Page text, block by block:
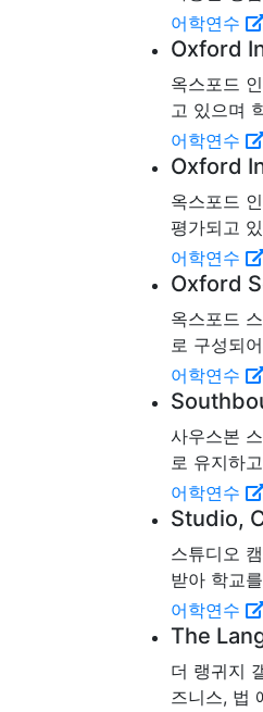
어학연수
Oxford
옥스포드
고 있으며
어학연수
Oxford
옥스포드
평가되고
어학연수
Oxford
옥스포드
로 구성되
어학연수
사우스본
로 유지하
어학연수
Studio,
스튜디오
받아 학교
어학연수
The
더 랭귀지
즈니스, 법